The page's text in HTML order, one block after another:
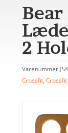
2
Varenummer
Crossfit,